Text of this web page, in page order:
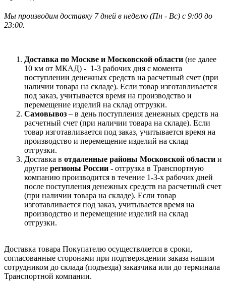
Мы производим доставку 7 дней в неделю (Пн - Вс) с 9:00 до
23:00.
Доставка по Москве и Московской области (не далее
10 км от МКАД) - 1-3 рабочих дня с момента
поступлении денежных средств на расчетный счет (при
наличии товара на складе). Если товар изготавливается
под заказ, учитывается время на производство и
перемещение изделий на склад отгрузки.
Самовывоз – в день поступления денежных средств на
расчетный счет (при наличии товара на складе). Если
товар изготавливается под заказ, учитывается время на
производство и перемещение изделий на склад
отгрузки.
Доставка в отдаленные районы Московской области и
другие регионы России - отгрузка в Транспортную
компанию производится в течение 1-3-х рабочих дней
после поступления денежных средств на расчетный счет
(при наличии товара на складе). Если товар
изготавливается под заказ, учитывается время на
производство и перемещение изделий на склад
отгрузки.
Доставка товара Покупателю осуществляется в сроки,
согласованные сторонами при подтверждении заказа нашим
сотрудником до склада (подъезда) заказчика или до терминала
Транспортной компании.